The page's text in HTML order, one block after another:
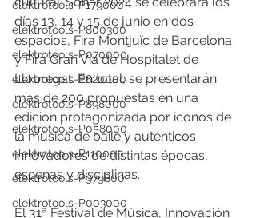
elektrotools-P179000
elektrotools-P800300
elektrotools-P070000
elektrotools-P820000
elektrotools-P898000
elektrotools-P058000
elektrotools-P110000
elektrotools-P979800
elektrotools-P003000
días 13, 14 y 15 de junio en dos
espacios, Fira Montjuïc de Barcelona
y Fira Gran Via de Hospitalet de
Llobregat. En total, se presentarán
más de 200 propuestas en una
edición protagonizada por iconos de
la música de baile y auténticos
innovadores de distintas épocas,
escenas y disciplinas.
El 31ª Festival de Música, Innovación